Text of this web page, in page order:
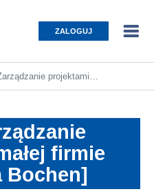
ZALOGUJ
projektami…
firmie
Bochen]